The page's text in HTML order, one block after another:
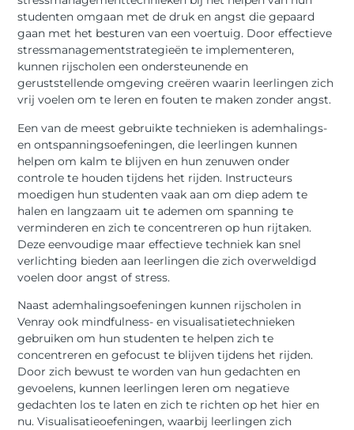
studenten omgaan met de druk en angst die gepaard
gaan met het besturen van een voertuig. Door effectieve
stressmanagementstrategieën te implementeren,
kunnen rijscholen een ondersteunende en
geruststellende omgeving creëren waarin leerlingen zich
vrij voelen om te leren en fouten te maken zonder angst.
Een van de meest gebruikte technieken is ademhalings-
en ontspanningsoefeningen, die leerlingen kunnen
helpen om kalm te blijven en hun zenuwen onder
controle te houden tijdens het rijden. Instructeurs
moedigen hun studenten vaak aan om diep adem te
halen en langzaam uit te ademen om spanning te
verminderen en zich te concentreren op hun rijtaken.
Deze eenvoudige maar effectieve techniek kan snel
verlichting bieden aan leerlingen die zich overweldigd
voelen door angst of stress.
Naast ademhalingsoefeningen kunnen rijscholen in
Venray ook mindfulness- en visualisatietechnieken
gebruiken om hun studenten te helpen zich te
concentreren en gefocust te blijven tijdens het rijden.
Door zich bewust te worden van hun gedachten en
gevoelens, kunnen leerlingen leren om negatieve
gedachten los te laten en zich te richten op het hier en
nu. Visualisatieoefeningen, waarbij leerlingen zich